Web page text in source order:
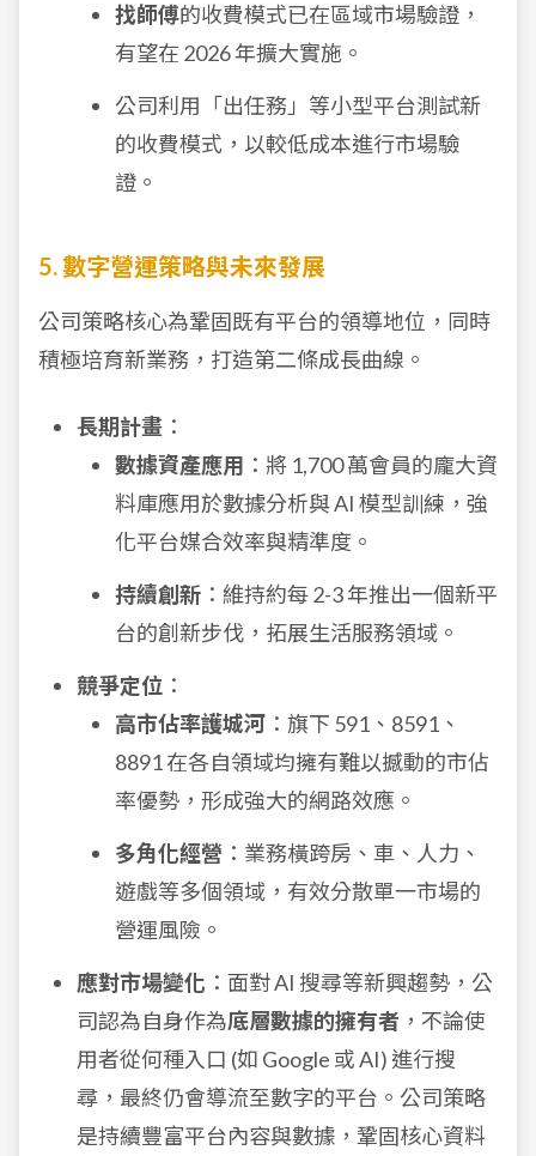
找師傅的收費模式已在區域市場驗證，
有望在 2026 年擴大實施。
公司利用「出任務」等小型平台測試新
的收費模式，以較低成本進行市場驗
證。
5. 數字營運策略與未來發展
公司策略核心為鞏固既有平台的領導地位，同時
積極培育新業務，打造第二條成長曲線。
長期計畫 ：
數據資產應用 ：將 1,700 萬會員的龐大資
料庫應用於數據分析與 AI 模型訓練，強
化平台媒合效率與精準度。
持續創新 ：維持約每 2-3 年推出一個新平
台的創新步伐，拓展生活服務領域。
競爭定位 ：
高市佔率護城河 ：旗下 591、8591、
8891 在各自領域均擁有難以撼動的市佔
率優勢，形成強大的網路效應。
多角化經營 ：業務橫跨房、車、人力、
遊戲等多個領域，有效分散單一市場的
營運風險。
應對市場變化 ：面對 AI 搜尋等新興趨勢，公
司認為自身作為底層數據的擁有者 ，不論使
用者從何種入口 (如 Google 或 AI) 進行搜
尋，最終仍會導流至數字的平台。公司策略
是持續豐富平台內容與數據，鞏固核心資料